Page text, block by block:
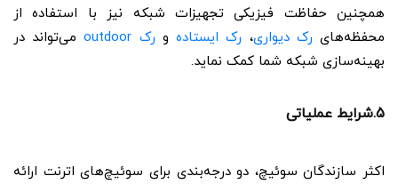
همچنین حفاظت فیزیکی تجهیزات شبکه نیز با استفاده از
محفظه‌های رک دیواری، رک ایستادهو رک outdoor
می‌تواند در
بهینه‌سازی شبکه شما کمک نماید.
5.شرایط عملیاتی
اکثر سازندگان سوئیچ، دو درجه‌بندی برای سوئیچ‌های اترنت ارائه